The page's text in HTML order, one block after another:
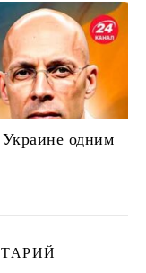
одним